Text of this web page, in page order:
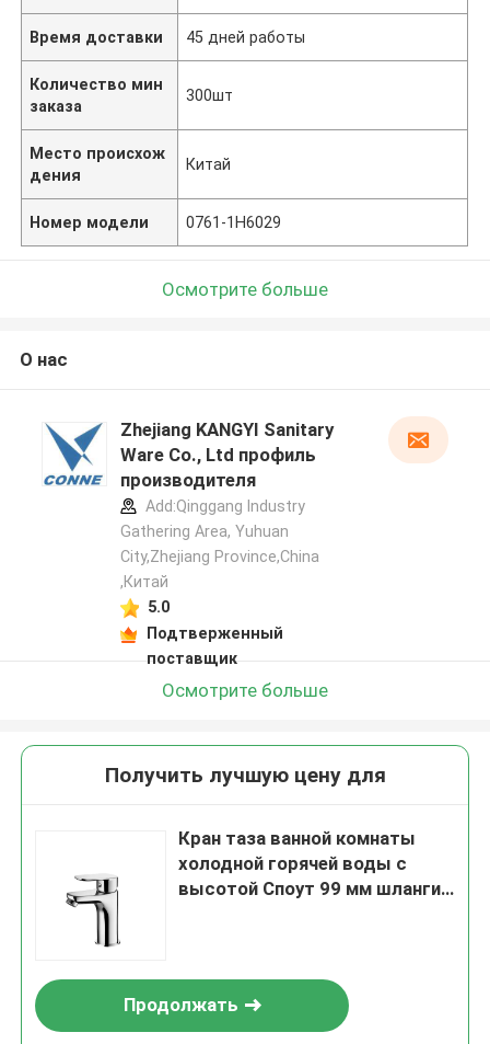
Время доставки 45 дней работы
Количество мин
заказа
300шт
Место происхож
дения
Китай
Номер модели 0761-1H6029
Осмотрите больше
О нас
Zhejiang KANGYI Sanitary
Ware Co., Ltd профиль
производителя
Add:Qinggang lndustry
Gathering Area, Yuhuan
City,Zhejiang Province,China
,Китай
5.0
Подтверженный
поставщик
Осмотрите больше
Получить лучшую цену для
Кран таза ванной комнаты
холодной горячей воды с
высотой Споут 99 мм шланги
Продолжать